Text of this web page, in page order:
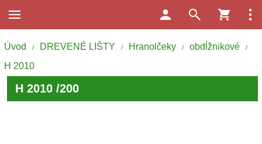
Úvod / DREVENÉ LIŠTY / Hranolčeky / obdĺžnikové /
H 2010
H 2010 /200